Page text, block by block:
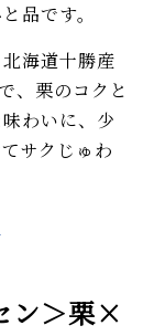
品です。
海道十勝産
、栗のコクと
わいに、少
サクじゅわ
ン＞栗×